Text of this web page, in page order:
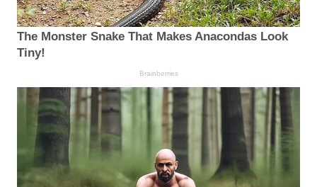
The Monster Snake That Makes Anacondas Look
Tiny!
Brainberries